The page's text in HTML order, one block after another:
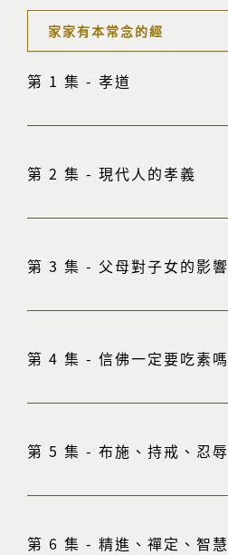
家家有本常念的經
第 1 集 - 孝道
第 2 集 - 現代人的孝義
第 3 集 - 父母對子女的影響
第 4 集 - 信佛一定要吃素嗎
第 5 集 - 布施、持戒、忍辱
第 6 集 - 精進、禪定、智慧